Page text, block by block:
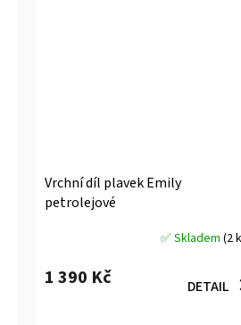
Vrchní díl plavek Emily
petrolejové
produktu
✅ Skladem (2
1 390 Kč DETAIL